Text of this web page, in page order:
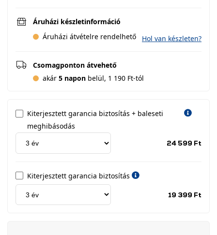
Áruházi készletinformáció
Áruházi átvételre rendelhető
Hol van készleten?
Csomagponton átvehető
akár 5 napon belül, 1 190 Ft-tól
Kiterjesztett garancia biztosítás + baleseti
meghibásodás
24 599 Ft
Kiterjesztett garancia biztosítás
19 399 Ft